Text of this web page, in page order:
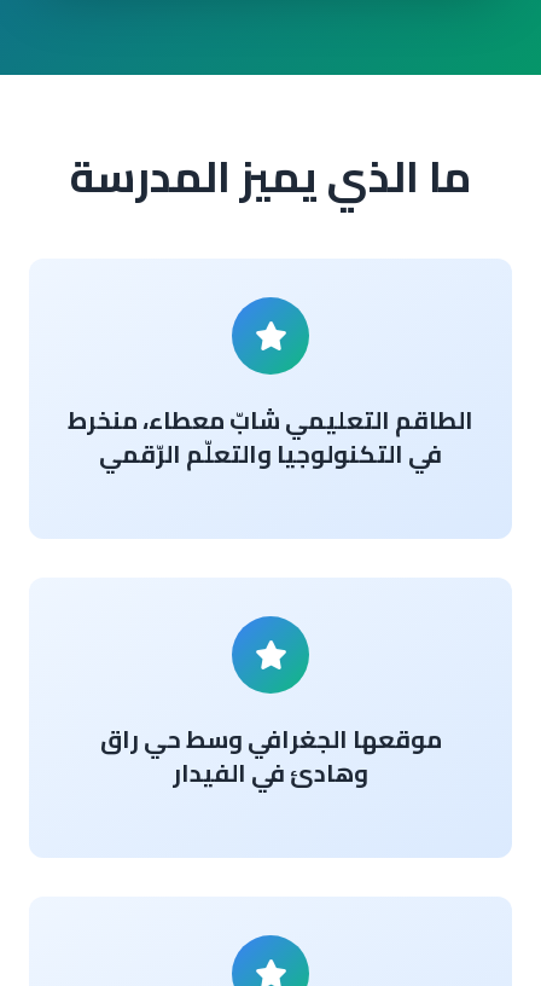
ما الذي يميز المدرسة
الطاقم التعليمي شابّ معطاء، منخرط
في التكنولوجيا والتعلّم الرّقمي
موقعها الجغرافي وسط حي راق
وهادئ في الفيدار